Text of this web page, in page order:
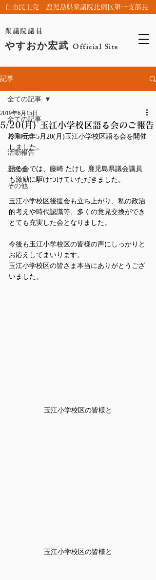
衆議院議員
やすおか宏武 Official Site
自由民主党 鹿児島県衆議院比例区第一支部長
記事
全ての記事
お知らせ
活動報告
宏友会
その他
全ての記事
5/20(月) 玉江小学校区語る会のご報告
2019年6月15日
令和元年5月20(月)玉江小学校区語る会を開催
しました。
語る会では、藤崎 たけし 鹿児島県議会議員
も激励に駆けつけていただきました。
玉江小学校区後援会も立ち上がり、私の政治
的考えや時代認識等、多くの意見交換ができ
とても充実した会となりました。
今後も玉江小学校区の皆様の声にしっかりと
お応えしてまいります。
玉江小学校区の皆さま本当にありがとうござ
いました。
玉江小学校区の皆様と
玉江小学校区の皆様と